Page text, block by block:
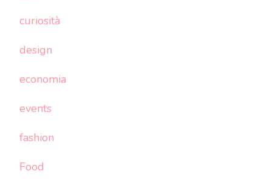
curiosità
design
economia
events
fashion
Food